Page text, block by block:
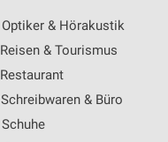
Optiker & Hörakustik
Reisen & Tourismus
Restaurant
Schreibwaren & Büro
Schuhe